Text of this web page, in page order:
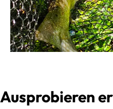
Ausprobieren